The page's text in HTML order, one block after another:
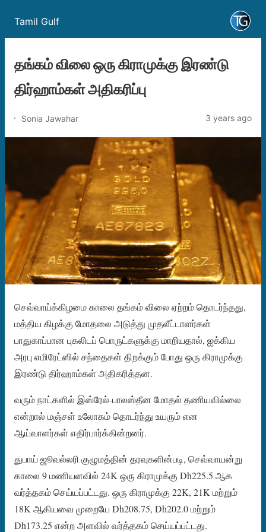
Tamil Gulf
தங்கம் விலை ஒரு கிராமுக்கு இரண்டு
திர்ஹாம்கள் அதிகரிப்பு
Sonia Jawahar 3 years ago
செவ்வாய்க்கிழமை காலை தங்கம் விலை ஏற்றம் தொடர்ந்தது,
மத்திய கிழக்கு மோதலை அடுத்து முதலீட்டாளர்கள்
பாதுகாப்பான புகலிடப் பொருட்களுக்கு மாறியதால், ஐக்கிய
அரபு எமிரேட்ஸில் சந்தைகள் திறக்கும் போது ஒரு கிராமுக்கு
இரண்டு திர்ஹாம்கள் அதிகரித்தன.
வரும் நாட்களில் இஸ்ரேல்-பாலஸ்தீன மோதல் தணியவில்லை
என்றால் மஞ்சள் உலோகம் தொடர்ந்து உயரும் என
ஆய்வாளர்கள் எதிர்பார்க்கின்றனர்.
துபாய் ஜூவல்லரி குழுமத்தின் தரவுகளின்படி, செவ்வாயன்று
காலை 9 மணியளவில் 24K ஒரு கிராமுக்கு Dh225.5 ஆக
வர்த்தகம் செய்யப்பட்டது. ஒரு கிராமுக்கு 22K, 21K மற்றும்
18K ஆகியவை முறையே Dh208.75, Dh202.0 மற்றும்
Dh173.25 என்ற அளவில் வர்த்தகம் செய்யப்பட்டது.